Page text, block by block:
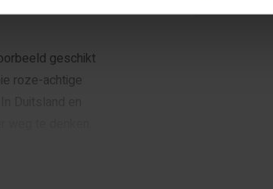
geschikt
roze-achtige